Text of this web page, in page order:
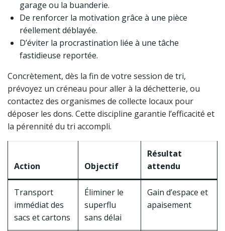
garage ou la buanderie.
De renforcer la motivation grâce à une pièce
réellement déblayée.
D’éviter la procrastination liée à une tâche
fastidieuse reportée.
Concrètement, dès la fin de votre session de tri,
prévoyez un créneau pour aller à la déchetterie, ou
contactez des organismes de collecte locaux pour
déposer les dons. Cette discipline garantie l’efficacité et
la pérennité du tri accompli.
Action Objectif
Résultat
attendu
Transport
immédiat des
sacs et cartons
Éliminer le
superflu
sans délai
Gain d’espace et
apaisement